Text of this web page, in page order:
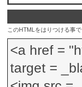
このHTMLをはりつける事